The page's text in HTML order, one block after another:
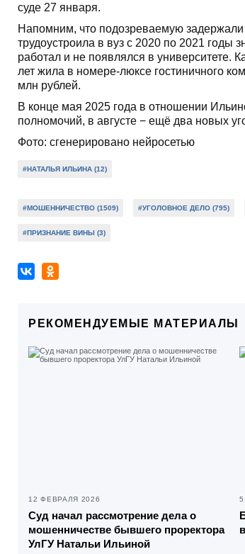
суде 27 января.
Напомним, что подозреваемую
трудоустроила в вуз с 2020 по 2021 годы
работал и не появлялся в университете.
лет жила в номере-люксе гостиничного
млн рублей.
В конце мая 2025 года в отношении
полномочий, в августе − ещё два новых
Фото: сгенерировано нейросетью
#НАТАЛЬЯ ИЛЬИНА (12)
#МОШЕННИЧЕСТВО (1509) #УГОЛОВНОЕ ДЕЛО (795)
#ПРИЗНАНИЕ ВИНЫ (3)
РЕКОМЕНДУЕМЫЕ МАТЕРИАЛЫ
12 ФЕВРАЛЯ 2026
Суд начал рассмотрение дела о
мошенничестве бывшего проректора
УлГУ Натальи Ильиной